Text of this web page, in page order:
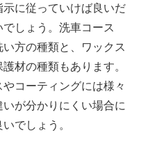
に従っていけば良いだ
しょう。洗車コース
方の種類と、ワックス
材の種類もあります。
コーティングには様々
が分かりにくい場合に
でしょう。